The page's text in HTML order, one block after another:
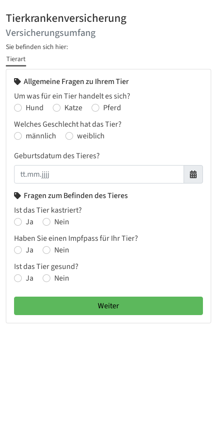
Tierkrankenversicherung
Versicherungsumfang
Sie befinden sich hier:
Tierart
Allgemeine Fragen zu Ihrem Tier
Um was für ein Tier handelt es sich?
Hund
Katze
Pferd
Welches Geschlecht hat das Tier?
männlich
weiblich
Geburtsdatum des Tieres?
Fragen zum Befinden des Tieres
Ist das Tier kastriert?
Ja
Nein
Haben Sie einen Impfpass für Ihr Tier?
Ja
Nein
Ist das Tier gesund?
Ja
Nein
Weiter